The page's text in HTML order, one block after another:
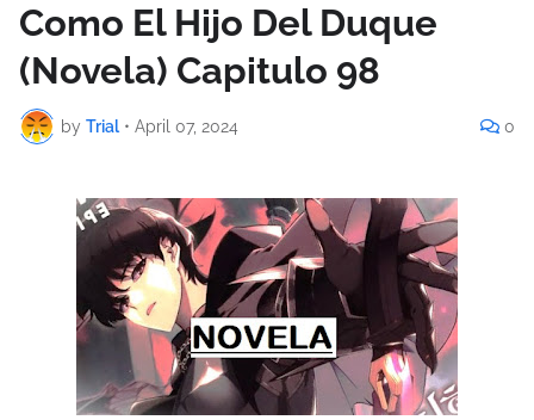
Como El Hijo Del Duque
(Novela) Capitulo 98
by Trial • April 07, 2024 0